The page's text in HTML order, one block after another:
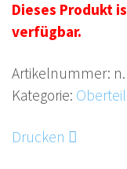
Dieses Produkt
verfügbar.
Artikelnummer:
Kategorie:
Drucken